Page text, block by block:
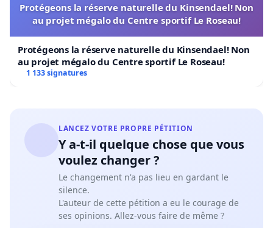
Protégeons la réserve naturelle du Kinsendael! Non
au projet mégalo du Centre sportif Le Roseau!
Protégeons la réserve naturelle du Kinsendael! Non
au projet mégalo du Centre sportif Le Roseau!
1 133 signatures
LANCEZ VOTRE PROPRE PÉTITION
Y a-t-il quelque chose que vous
voulez changer ?
Le changement n'a pas lieu en gardant le
silence.
L'auteur de cette pétition a eu le courage de
ses opinions. Allez-vous faire de même ?